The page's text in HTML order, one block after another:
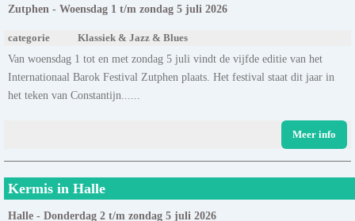
Zutphen - Woensdag 1 t/m zondag 5 juli 2026
categorie Klassiek & Jazz & Blues
Van woensdag 1 tot en met zondag 5 juli vindt de vijfde editie van het
Internationaal Barok Festival Zutphen plaats. Het festival staat dit jaar in
het teken van Constantijn......
Meer info
Kermis in Halle
Halle - Donderdag 2 t/m zondag 5 juli 2026